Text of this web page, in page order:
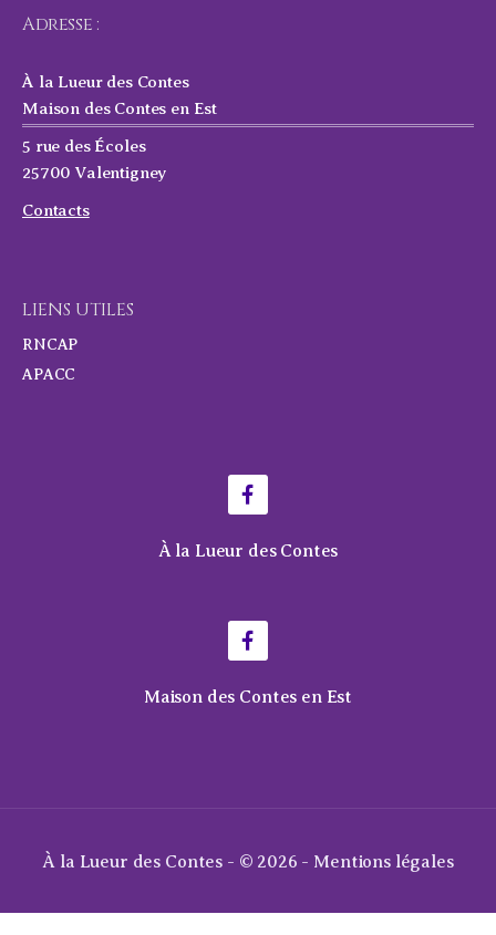
Adresse :
À la Lueur des Contes
Maison des Contes en Est
5 rue des Écoles
25700 Valentigney
Contacts
LIENS UTILES
RNCAP
APACC
À la Lueur des Contes
Maison des Contes en Est
À la Lueur des Contes - © 2026 - Mentions légales